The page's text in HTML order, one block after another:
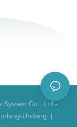
System Co., Ltd -
Undang. |